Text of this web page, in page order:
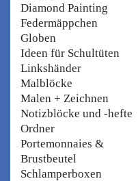
Diamond Painting
Federmäppchen
Globen
Ideen für Schultüten
Linkshänder
Malblöcke
Malen + Zeichnen
Notizblöcke und -hefte
Ordner
Portemonnaies &
Brustbeutel
Schlamperboxen